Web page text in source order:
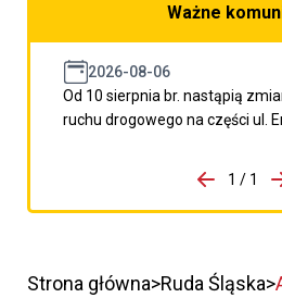
Ważne
2026-08-06
Od 10 sierpnia br. nastąpią
ruchu drogowego na części ul.
porzpedniego komunikatu
1 / 1
Strona główna Ruda Śląska